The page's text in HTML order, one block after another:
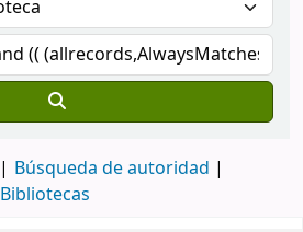
Búsqueda de autoridad
Bibliotecas